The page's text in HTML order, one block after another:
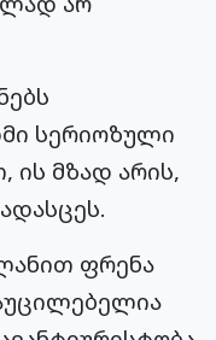
სერიოზული
ის მზად არის,
ფრენა